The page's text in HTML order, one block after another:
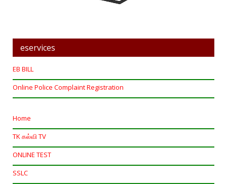
eservices
EB BILL
Online Police Complaint Registration
Home
TK கல்வி TV
ONLINE TEST
SSLC